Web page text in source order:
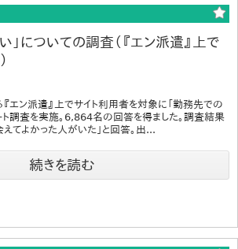
」についての調査（『エン派遣』上で
エン派遣』上でサイト利用者を対象に「勤務先での
ト調査を実施。6,864名の回答を得ました。調査結果
てよかった人がいた」と回答。出...
続きを読む